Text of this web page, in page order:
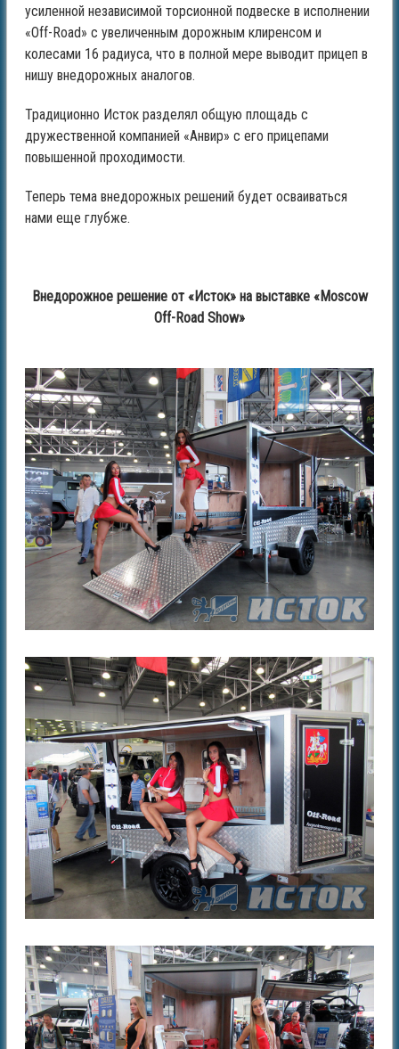
усиленной независимой торсионной подвеске в исполнении
«Off-Road» с увеличенным дорожным клиренсом и
колесами 16 радиуса, что в полной мере выводит прицеп в
нишу внедорожных аналогов.
Традиционно Исток разделял общую площадь с
дружественной компанией «Анвир» с его прицепами
повышенной проходимости.
Теперь тема внедорожных решений будет осваиваться
нами еще глубже.
Внедорожное решение от «Исток»на выставке «Moscow
Off-Road Show»